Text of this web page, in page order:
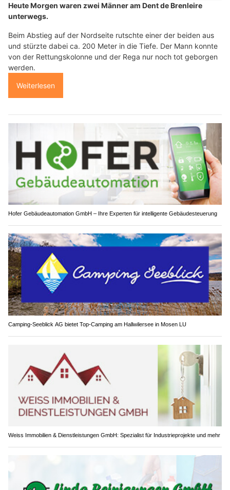
Heute Morgen waren zwei Männer am Dent de Brenleire
unterwegs.
Beim Abstieg auf der Nordseite rutschte einer der beiden aus
und stürzte dabei ca. 200 Meter in die Tiefe. Der Mann konnte
von der Rettungskolonne und der Rega nur noch tot geborgen
werden.
Weiterlesen
Hofer Gebäudeautomation GmbH – Ihre Experten für intelligente Gebäudesteuerung
Camping-Seeblick AG bietet Top-Camping am Hallwilersee in Mosen LU
Weiss Immobilien & Dienstleistungen GmbH: Spezialist für Industrieprojekte und mehr